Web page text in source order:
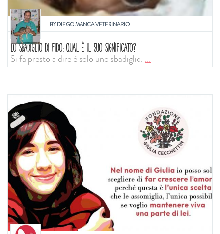
BYDIEGO MANCA VETERINARIO
LO SBADIGLIO DI FIDO: QUAL È IL SUO SIGNIFICATO?
Si fa presto a dire è solo uno sbadiglio....